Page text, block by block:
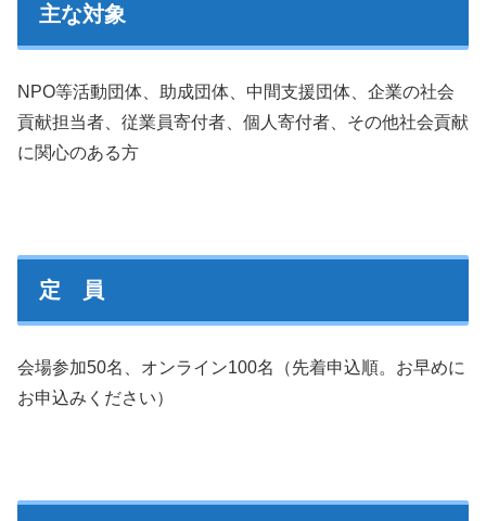
主な対象
NPO等活動団体、助成団体、中間支援団体、企業の社会
貢献担当者、従業員寄付者、個人寄付者、その他社会貢献
に関心のある方
定 員
会場参加50名、オンライン100名（先着申込順。お早めに
お申込みください）